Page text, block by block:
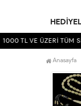
TL VE ÜZERİ TÜM
Anasayfa